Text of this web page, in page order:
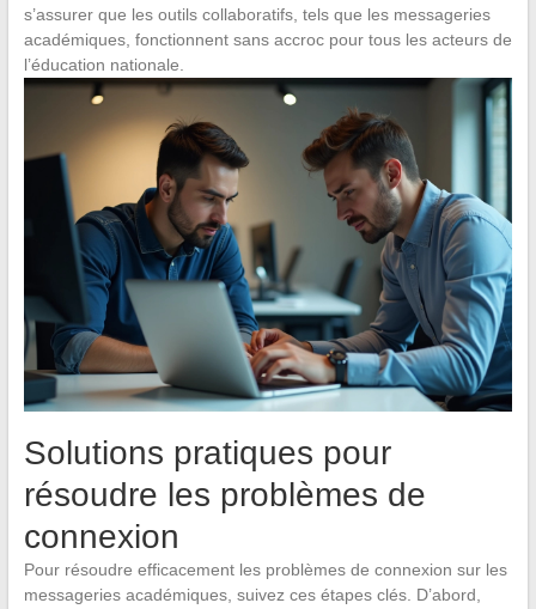
s’assurer que les outils collaboratifs, tels que les messageries
académiques, fonctionnent sans accroc pour tous les acteurs de
l’éducation nationale.
Solutions pratiques pour
résoudre les problèmes de
connexion
Pour résoudre efficacement les problèmes de connexion sur les
messageries académiques, suivez ces étapes clés. D’abord,